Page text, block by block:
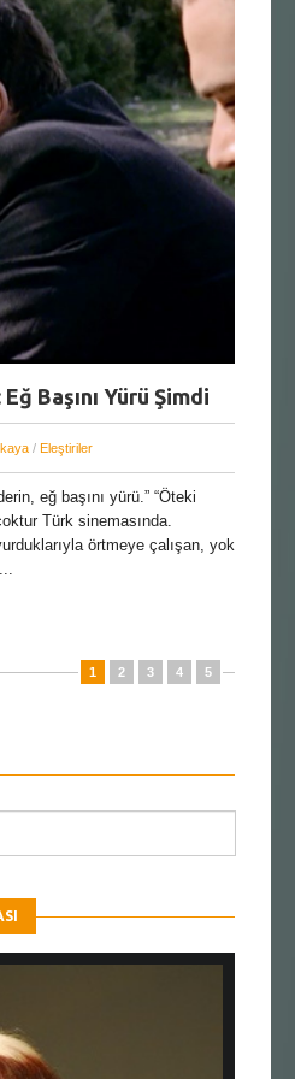
Başını Yürü Şimdi
/ Eleştiriler
eğ başını yürü.” “Öteki
Türk sinemasında.
örtmeye çalışan, yok
1 2 3 4 5